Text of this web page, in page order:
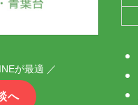
が最適 ／
へ